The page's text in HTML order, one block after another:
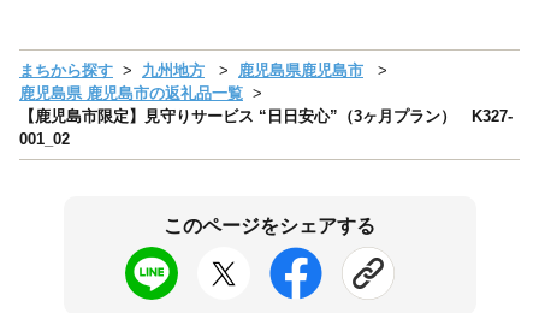
まちから探す 九州地方
鹿児島県鹿児島市
鹿児島県 鹿児島市の返礼品一覧
【鹿児島市限定】見守りサービス “日日安心”（3ヶ月プラン） K327-
001_02
このページをシェアする